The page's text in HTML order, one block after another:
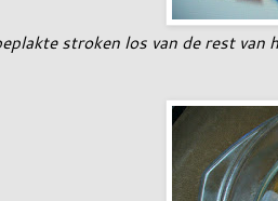
stroken los van de rest van